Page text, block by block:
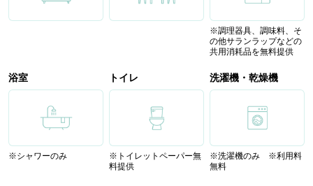
※調理器具、調味料、そ
の他サランラップなどの
共用消耗品を無料提供
浴室
※シャワーのみ
トイレ
※トイレットペーパー無
料提供
洗濯機・乾燥機
※洗濯機のみ ※利用料
無料